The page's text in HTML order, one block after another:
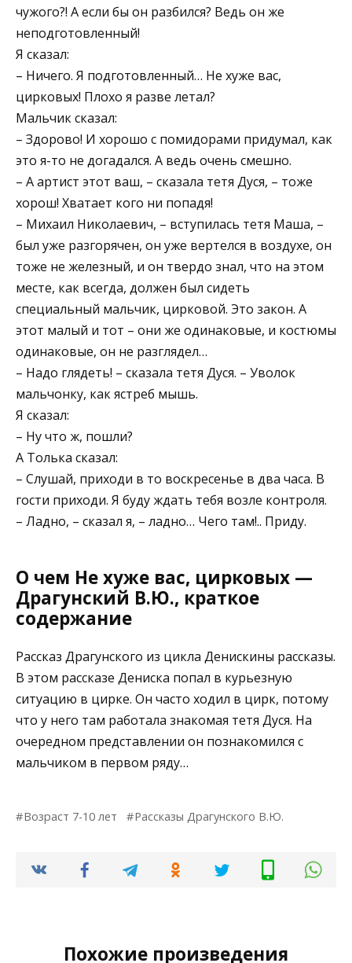
чужого?! А если бы он разбился? Ведь он же
неподготовленный!
Я сказал:
– Ничего. Я подготовленный… Не хуже вас,
цирковых! Плохо я разве летал?
Мальчик сказал:
– Здорово! И хорошо с помидорами придумал, как
это я-то не догадался. А ведь очень смешно.
– А артист этот ваш, – сказала тетя Дуся, – тоже
хорош! Хватает кого ни попадя!
– Михаил Николаевич, – вступилась тетя Маша, –
был уже разгорячен, он уже вертелся в воздухе, он
тоже не железный, и он твердо знал, что на этом
месте, как всегда, должен был сидеть
специальный мальчик, цирковой. Это закон. А
этот малый и тот – они же одинаковые, и костюмы
одинаковые, он не разглядел…
– Надо глядеть! – сказала тетя Дуся. – Уволок
мальчонку, как ястреб мышь.
Я сказал:
– Ну что ж, пошли?
А Толька сказал:
– Слушай, приходи в то воскресенье в два часа. В
гости приходи. Я буду ждать тебя возле контроля.
– Ладно, – сказал я, – ладно… Чего там!.. Приду.
О чем Не хуже вас, цирковых —
Драгунский В.Ю., краткое
содержание
Рассказ Драгунского из цикла Денискины рассказы.
В этом рассказе Дениска попал в курьезную
ситуацию в цирке. Он часто ходил в цирк, потому
что у него там работала знакомая тетя Дуся. На
очередном представлении он познакомился с
мальчиком в первом ряду…
Возраст 7-10 лет Рассказы Драгунского В.Ю.
Похожие произведения